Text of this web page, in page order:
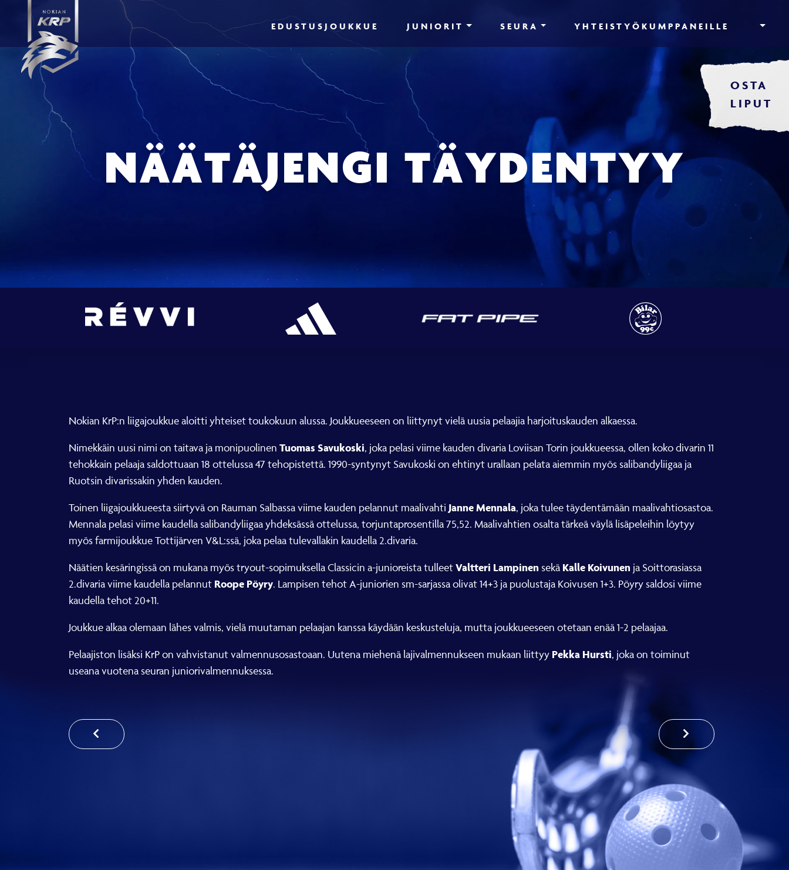
EDUSTUSJOUKKUE JUNIORIT SEURA YHTEISTYÖKUMPPANEILLE
OSTA
LIPUT
NÄÄTÄJENGI TÄYDENTYY
Nokian KrP:n liigajoukkue aloitti yhteiset toukokuun alussa. Joukkueeseen on liittynyt vielä uusia pelaajia harjoituskauden alkaessa.
Nimekkäin uusi nimi on taitava ja monipuolinen Tuomas Savukoski, joka pelasi viime kauden divaria Loviisan Torin joukkueessa, ollen koko divarin 11
tehokkain pelaaja saldottuaan 18 ottelussa 47 tehopistettä. 1990-syntynyt Savukoski on ehtinyt urallaan pelata aiemmin myös salibandyliigaa ja
Ruotsin divarissakin yhden kauden.
Toinen liigajoukkueesta siirtyvä on Rauman Salbassa viime kauden pelannut maalivahti Janne Mennala, joka tulee täydentämään maalivahtiosastoa.
Mennala pelasi viime kaudella salibandyliigaa yhdeksässä ottelussa, torjuntaprosentilla 75,52. Maalivahtien osalta tärkeä väylä lisäpeleihin löytyy
myös farmijoukkue Tottijärven V&L:ssä, joka pelaa tulevallakin kaudella 2.divaria.
Näätien kesäringissä on mukana myös tryout-sopimuksella Classicin a-junioreista tulleetValtteri Lampinen sekä Kalle Koivunen ja Soittorasiassa
2.divaria viime kaudella pelannut Roope Pöyry. Lampisen tehot A-juniorien sm-sarjassa olivat 14+3 ja puolustaja Koivusen 1+3. Pöyry saldosi viime
kaudella tehot 20+11.
Joukkue alkaa olemaan lähes valmis, vielä muutaman pelaajan kanssa käydään keskusteluja, mutta joukkueeseen otetaan enää 1-2 pelaajaa.
Pelaajiston lisäksi KrP on vahvistanut valmennusosastoaan. Uutena miehenä lajivalmennukseen mukaan liittyy Pekka Hursti, joka on toiminut
useana vuotena seuran juniorivalmennuksessa.